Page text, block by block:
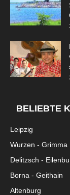
BELIEBTE
Leipzig
Wurzen - Grimma
Delitzsch -
Borna - Geithain
Altenburg